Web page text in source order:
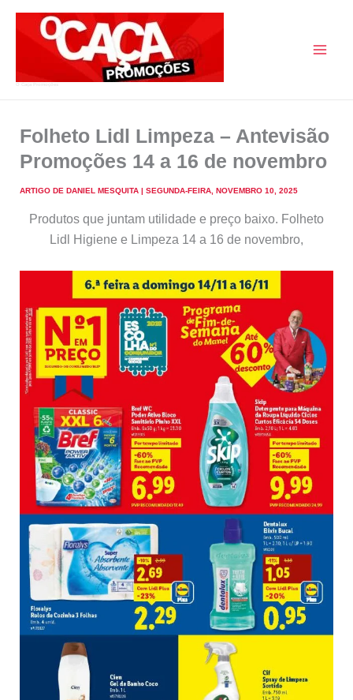
Folheto Lidl Limpeza – Antevisão
Promoções 14 a 16 de novembro
ARTIGO DE DANIEL MESQUITA | SEGUNDA-FEIRA, NOVEMBRO 10, 2025
Produtos que juntam utilidade e preço baixo. Folheto
Lidl Higiene e Limpeza 14 a 16 de novembro,